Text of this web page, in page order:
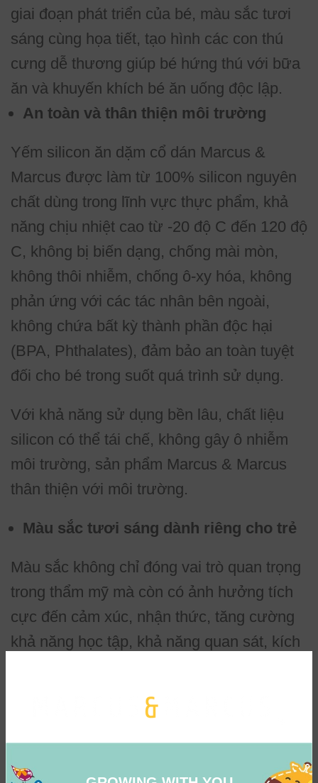
giai đoạn phát triển của bé, màu sắc tươi
sáng cùng họa tiết, tạo hình các con thú
cưng dễ thương giúp bé hứng thú với bữa
ăn và khuyến khích bé ăn uống độc lập.
An toàn và thân thiện môi trường
Yếm silicon ăn dặm cổ dán Marcus &
Marcus được làm từ 100% silicon nguyên
chất dùng trong lĩnh vực thực phẩm, khả
năng chịu nhiệt cao từ -20 độ C đến 120 độ
C, không bị biến dạng, chống mài mòn,
không thôi nhiễm, chống ô-xy hóa, không
phản ứng với các tác nhân bên ngoài,
không chứa bất kỳ thành phần độc hại
(BPA, Phthalates), đảm bảo an toàn tuyệt
đối cho bé trong suốt quá trình sử dụng.
Với khả năng sử dụng bền lâu, chất liệu
silicon có thể tái chế, không gây ô nhiễm
môi trường, sản phẩm Marcus & Marcus
thân thiện với môi trường.
Màu sắc tươi sáng dành riêng cho trẻ
Màu sắc không chỉ đóng vai trò quan trọng
trong thẩm mỹ mà còn có ảnh hưởng tích
cực đến cảm xúc, nhận thức, tăng cường
khả năng học tập, khả năng quan sát, kích
kế với 6 màu sắc cơ bản, sinh động, bắt
mắt cho bé lựa chọn (vàng, đỏ bordeau,
xanh lá, xanh dương, hồng, tím), bé sẽ